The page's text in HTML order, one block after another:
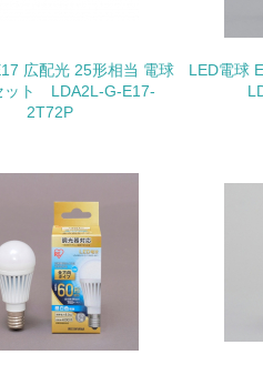
減の取り組みを行っている
減目標や計画を立てている
っている
広配光 25形相当 電球
ット LDA2L-G-E17-
2T72P
LED電球